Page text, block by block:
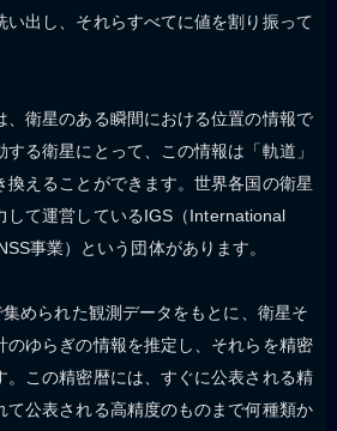
い出し、それらすべてに値を割り振って
、衛星のある瞬間における位置の情報で
る衛星にとって、この情報は「軌道」
換えることができます。世界各国の衛星
して運営しているIGS（International
事業）という団体があります。
められた観測データをもとに、衛星そ
のゆらぎの情報を推定し、それらを精密
。この精密暦には、すぐに公表される精
て公表される高精度のものまで何種類か